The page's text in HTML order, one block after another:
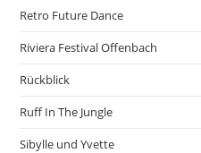
Retro Future Dance
Riviera Festival Offenbach
Rückblick
Ruff In The Jungle
Sibylle und Yvette